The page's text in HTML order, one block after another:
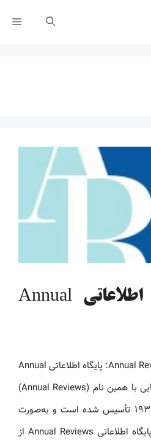
راهنمای پایگاه اطلاعاتی Annual
معرفی پایگاه اطلاعاتی Annual Reviews: پایگاه اطلاعاتی Annual
Reviews به انتشارات آمریکایی با همین نام (Annual Reviews)
اختصاص دارد که در سال ۱۹۳۲ تأسیس شده است و به‌صورت
غیرانتفاعی فعالیت می‌کند. پایگاه اطلاعاتی Annual Reviews از